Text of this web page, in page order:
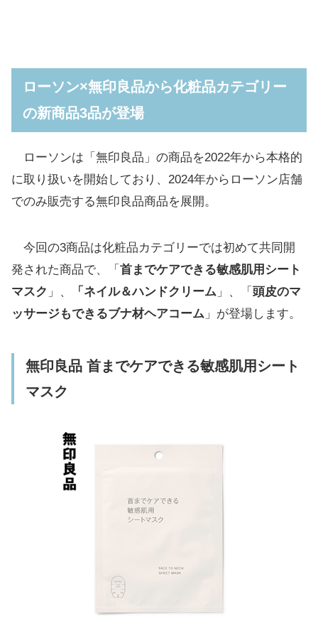
ローソン×無印良品から化粧品カテゴリー
の新商品3品が登場
ローソンは「無印良品」の商品を2022年から本格的
に取り扱いを開始しており、2024年からローソン店舗
でのみ販売する無印良品商品を展開。
今回の3商品は化粧品カテゴリーでは初めて共同開
発された商品で、「 首までケアできる敏感肌用シート
マスク 」、 「ネイル＆ハンドクリーム 」、「 頭皮のマ
ッサージもできるブナ材ヘアコーム 」が登場します。
無印良品 首までケアできる敏感肌用シート
マスク